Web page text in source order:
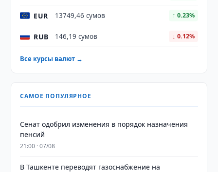
EUR 13749,46 сумов ↑ 0.23%
RUB 146,19 сумов ↓ 0.12%
Все курсы валют →
САМОЕ ПОПУЛЯРНОЕ
Сенат одобрил изменения в порядок назначения
пенсий
21:00 · 07/08
В Ташкенте переводят газоснабжение на